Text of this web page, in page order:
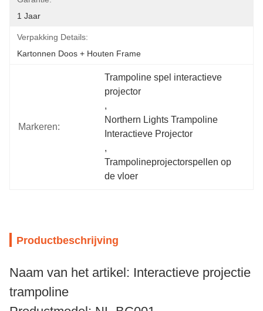
1 Jaar
Verpakking Details:
Kartonnen Doos + Houten Frame
Markeren:
Trampoline spel interactieve
projector
,
Northern Lights Trampoline
Interactieve Projector
,
Trampolineprojectorspellen op
de vloer
Productbeschrijving
Naam van het artikel: Interactieve projectie
trampoline